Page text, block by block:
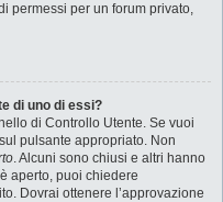
permessi per un forum privato,
di uno di essi?
di Controllo Utente. Se vuoi
pulsante appropriato. Non
. Alcuni sono chiusi e altri hanno
aperto, puoi chiedere
Dovrai ottenere l’approvazione